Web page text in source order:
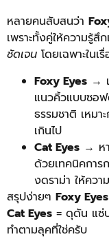
หลายคนสับสนว่า
เพราะทั้งคู่ให้ความรู้
ชัดเจน โดยเฉพาะในเ
Foxy Eyes →
แนวคิ้วแบบซอฟ
ธรรมชาติ เหม
เกินไป
Cat Eyes → ห
ด้วยเทคนิคการ
งดราม่า ให้ควา
สรุปง่ายๆ Foxy Eyes
Cat Eyes = ดุดัน แซ่
ทำตามลุคที่ใช่ครับ